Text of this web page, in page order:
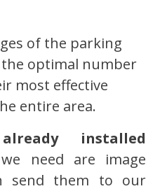
of the parking
optimal number
most effective
entire area.
installed
need are image
send them to our